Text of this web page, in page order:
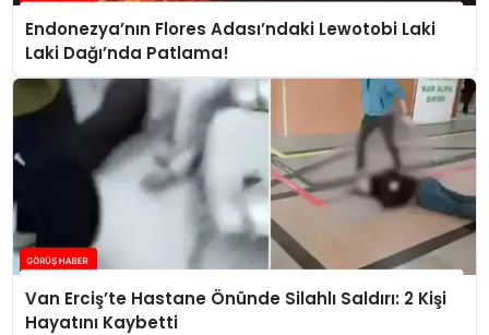
Endonezya’nın Flores Adası’ndaki Lewotobi Laki
Laki Dağı’nda Patlama!
Van Erciş’te Hastane Önünde Silahlı Saldırı: 2 Kişi
Hayatını Kaybetti